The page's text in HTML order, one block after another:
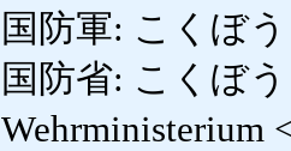
国防軍: こくぼう
国防省: こくぼ
Wehrministerium